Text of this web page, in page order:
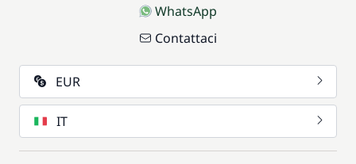
WhatsApp
Contattaci
EUR
IT